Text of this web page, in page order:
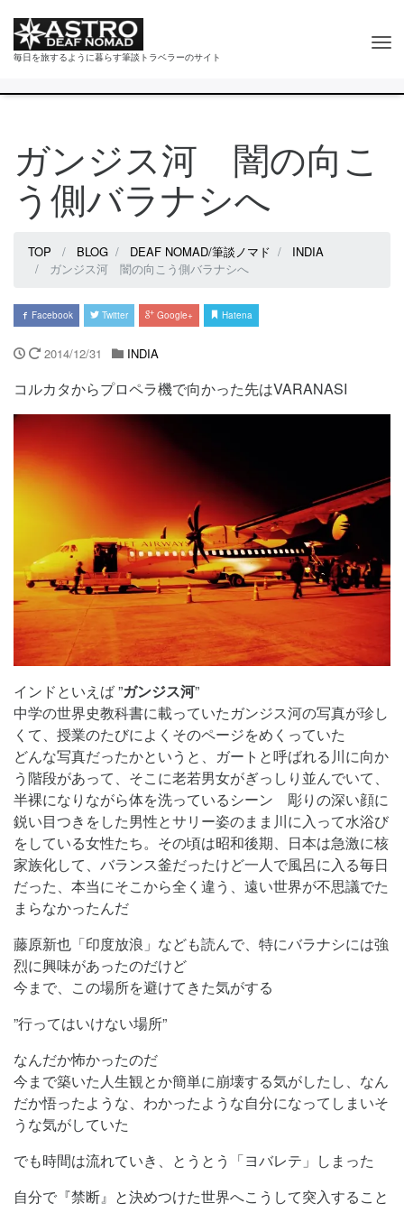
毎日を旅するように暮らす筆談トラベラーのサイト
ガンジス河 闇の向こ
う側バラナシへ
TOP BLOG DEAF NOMAD/筆談ノマド
INDIA
ガンジス河 闇の向こう側バラナシへ
Facebook Twitter Google+ Hatena
2014/12/31 INDIA
コルカタからプロペラ機で向かった先はVARANASI
インドといえば ”ガンジス河”
中学の世界史教科書に載っていたガンジス河の写真が珍し
くて、授業のたびによくそのページをめくっていた
どんな写真だったかというと、ガートと呼ばれる川に向か
う階段があって、そこに老若男女がぎっしり並んでいて、
半裸になりながら体を洗っているシーン 彫りの深い顔に
鋭い目つきをした男性とサリー姿のまま川に入って水浴び
をしている女性たち。その頃は昭和後期、日本は急激に核
家族化して、バランス釜だったけど一人で風呂に入る毎日
だった、本当にそこから全く違う、遠い世界が不思議でた
まらなかったんだ
藤原新也「印度放浪」なども読んで、特にバラナシには強
烈に興味があったのだけど
今まで、この場所を避けてきた気がする
”行ってはいけない場所”
なんだか怖かったのだ
今まで築いた人生観とか簡単に崩壊する気がしたし、なん
だか悟ったような、わかったような自分になってしまいそ
うな気がしていた
でも時間は流れていき、とうとう「ヨバレテ」しまった
自分で『禁断』と決めつけた世界へこうして突入すること